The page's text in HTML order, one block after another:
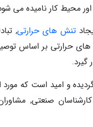
محیط کار نامیده می
تنش های حرارتی,
حرارتی بر اساس
و امید است که مورد
صنعتی,